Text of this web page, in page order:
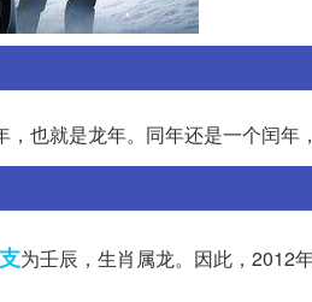
也就是龙年。同年还是一个闰年
为壬辰，生肖属龙。因此，2012